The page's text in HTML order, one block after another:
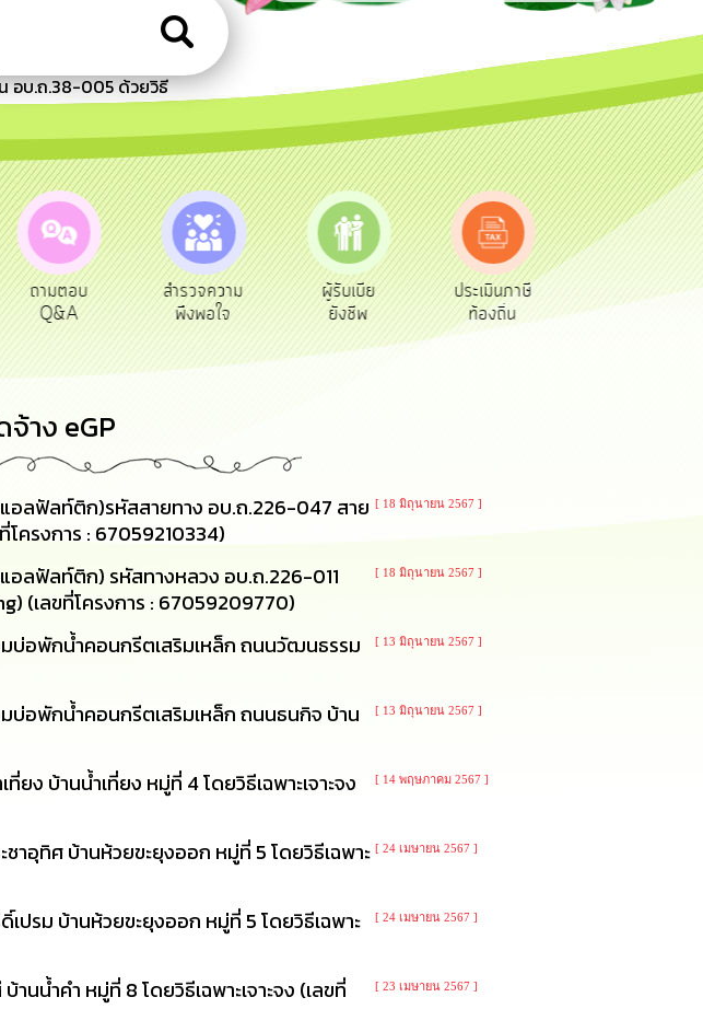
หัสทางหลวงท้องถิ่น
อบ.ถ.38-005 ด้วยวิธี
สำรวจความ
พึงพอใจ
ผู้รับเบีย
ยังชีพ
ประเมินภาษี
ท้องถิ่น
ทะเบียน
พาณิชย์
ขออนุญาต
ก่อสร้าง
าง eGP
แอลฟัลท์ติก)รหัสสายทาง อบ.ถ.226-047 สาย
ครงการ : 67059210334)
[ 18 มิถุนายน 2567 ]
อลฟัลท์ติก) รหัสทางหลวง อบ.ถ.226-011
(เลขที่โครงการ : 67059209770)
[ 18 มิถุนายน 2567 ]
มบ่อพักน้ำคอนกรีตเสริมเหล็ก ถนนวัฒนธรรม
[ 13 มิถุนายน 2567 ]
มบ่อพักน้ำคอนกรีตเสริมเหล็ก ถนนธนกิจ บ้าน
[ 13 มิถุนายน 2567 ]
ยง บ้านน้ำเที่ยง หมู่ที่ 4 โดยวิธีเฉพาะเจาะจง
[ 14 พฤษภาคม 2567 ]
าอุทิศ บ้านห้วยขะยุงออก หมู่ที่ 5 โดยวิธีเฉพาะ [ 24 เมษายน 2567 ]
ปรม บ้านห้วยขะยุงออก หมู่ที่ 5 โดยวิธีเฉพาะ
[ 24 เมษายน 2567 ]
น้ำคำ หมู่ที่ 8 โดยวิธีเฉพาะเจาะจง (เลขที่
[ 23 เมษายน 2567 ]